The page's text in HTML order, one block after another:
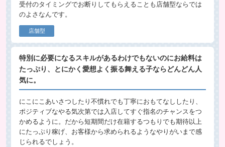
受付のタイミングでお断りしてもらえることも店舗型ならでは
のよさなんです。
店舗型
特別に必要になるスキルがあるわけでもないのにお給料は
たっぷり、とにかく愛想よく振る舞える子ならどんどん人
気に。
にこにこあいさつしたり不慣れでも丁寧におもてなししたり、
ポジティブなやる気次第では入店してすぐ指名のチャンスをつ
かめるように。だから短期間だけ在籍するつもりでも期待以上
にたっぷり稼げ、お客様から求められるようなやりがいまで感
じられるでしょう。